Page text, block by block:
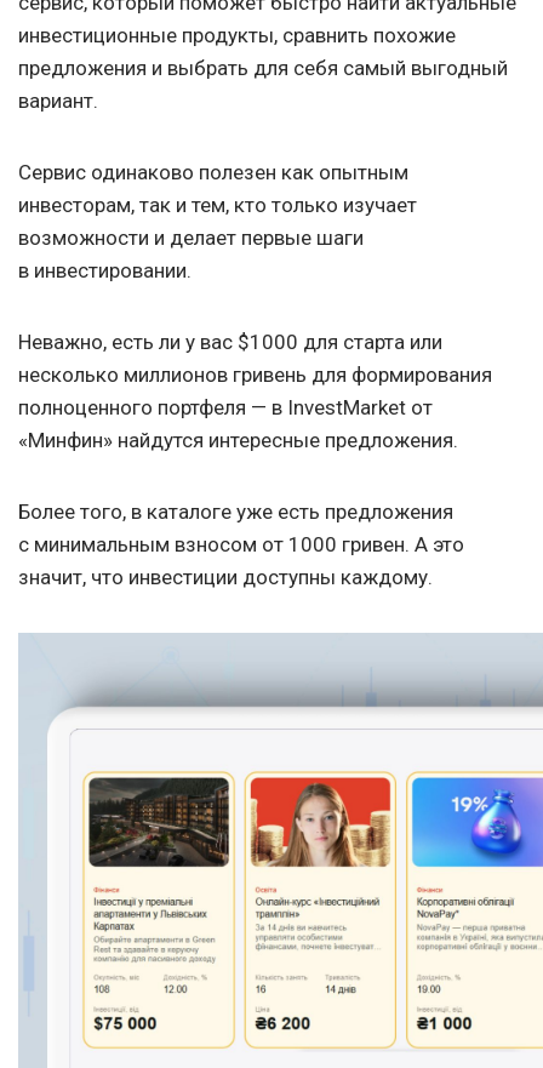
инвестиционные продукты, сравнить похожие
предложения и выбрать для себя самый выгодный
вариант.
Сервис одинаково полезен как опытным
инвесторам, так и тем, кто только изучает
возможности и делает первые шаги
в инвестировании.
Неважно, есть ли у вас $1000 для старта или
несколько миллионов гривень для формирования
полноценного портфеля — в InvestMarket от
«Минфин» найдутся интересные предложения.
Более того, в каталоге уже есть предложения
с минимальным взносом от 1000 гривен. А это
значит, что инвестиции доступны каждому.